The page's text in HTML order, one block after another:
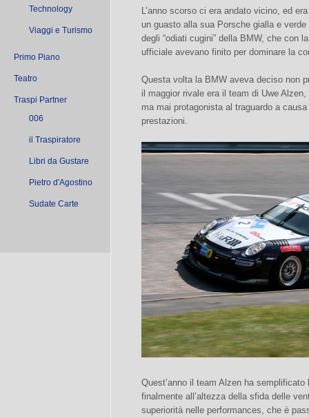
Technology
Viaggi e Turismo
Primo Piano
Teatro
Traspi Partner
006
il Traspiratore
Libri da Gustare
Pietro d'Agostino
Sudate Carte
L’anno scorso ci era andato vicino, ed
un guasto alla sua Porsche gialla e
degli “odiati cugini” della BMW, che con
ufficiale avevano finito per dominare la
Questa volta la BMW aveva deciso non
il maggior rivale era il team di Uwe
ma mai protagonista al traguardo a
prestazioni.
Quest’anno il team Alzen ha
finalmente all’altezza della sfida delle
superiorità nelle performances, che è